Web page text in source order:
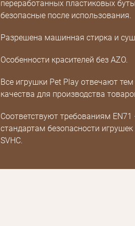
переработанных пластиковых
безопасные после использования.
Разрешена машинная стирка и
Особенности красителей без AZO.
Все игрушки Pet Play отвечают
качества для производства
Соответствуют требованиям EN71
стандартам безопасности
SVHC.